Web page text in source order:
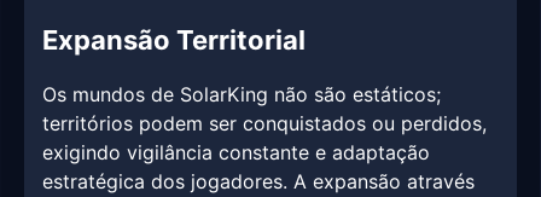
Expansão Territorial
Os mundos de SolarKing não são estáticos;
territórios podem ser conquistados ou perdidos,
exigindo vigilância constante e adaptação
estratégica dos jogadores. A expansão através